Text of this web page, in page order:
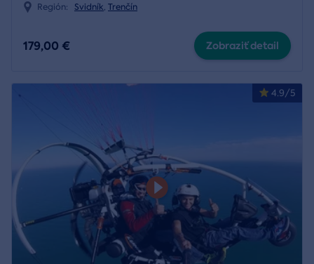
Región: Svidník, Trenčín
179,00 € Zobraziť detail
4.9/5